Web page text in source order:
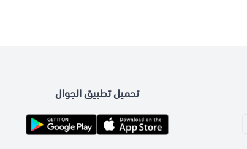
تحميل تطبيق الجوال